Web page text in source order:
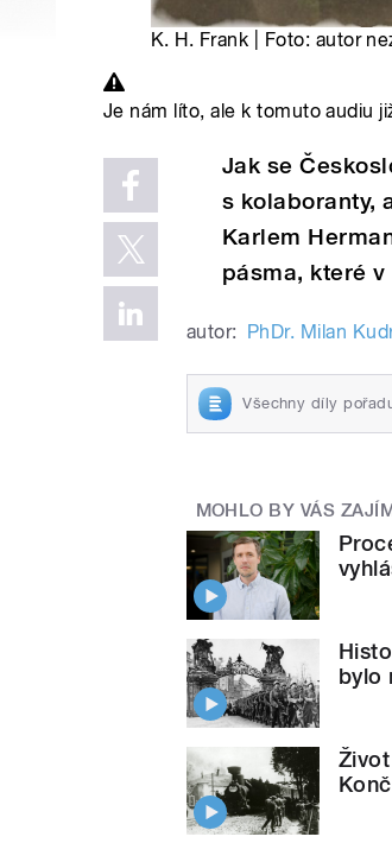
K. H. Frank | Foto: autor
Je nám líto, ale k tomuto audiu
Jak se
s kolaboranty,
Karlem
pásma, které
autor: PhDr. Milan
Všechny díly
MOHLO BY VÁS
bylo